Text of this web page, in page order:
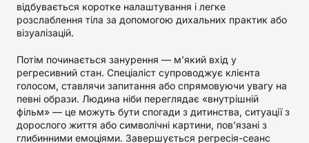
відбувається коротке налаштування і легке
розслаблення тіла за допомогою дихальних практик або
візуалізацій.
Потім починається занурення — м’який вхід у
регресивний стан. Спеціаліст супроводжує клієнта
голосом, ставлячи запитання або спрямовуючи увагу на
певні образи. Людина ніби переглядає «внутрішній
фільм» — це можуть бути спогади з дитинства, ситуації з
дорослого життя або символічні картини, пов’язані з
глибинними емоціями. Завершується регресія-сеанс